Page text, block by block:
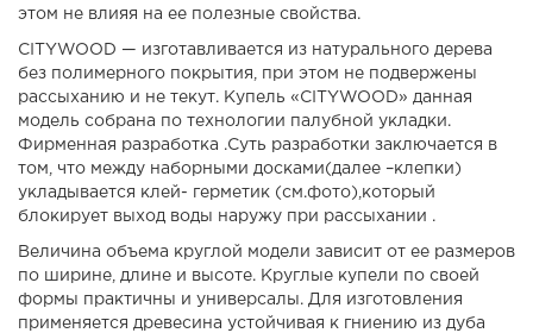
этом не влияя на ее полезные свойства.
CITYWOOD — изготавливается из натурального дерева
без полимерного покрытия, при этом не подвержены
рассыханию и не текут. Купель «CITYWOOD» данная
модель собрана по технологии палубной укладки.
Фирменная разработка .Суть разработки заключается в
том, что между наборными досками(далее –клепки)
укладывается клей- герметик (см.фото),который
блокирует выход воды наружу при рассыхании .
Величина объема круглой модели зависит от ее размеров
по ширине, длине и высоте. Круглые купели по своей
формы практичны и универсалы. Для изготовления
применяется древесина устойчивая к гниению из дуба